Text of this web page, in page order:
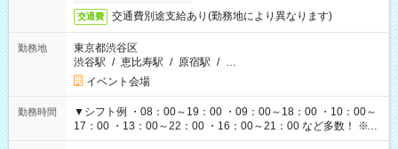
交通費 交通費別途支給あり(勤務地により異なります)
勤務地
東京都渋谷区
渋谷駅 / 恵比寿駅 / 原宿駅 / …
イベント会場
勤務時間
▼シフト例 ・08：00～19：00 ・09：00～18：00 ・10：00～
17：00 ・13：00～22：00 ・16：00～21：00 など多数！ ※お
仕事により勤務時間が異なります